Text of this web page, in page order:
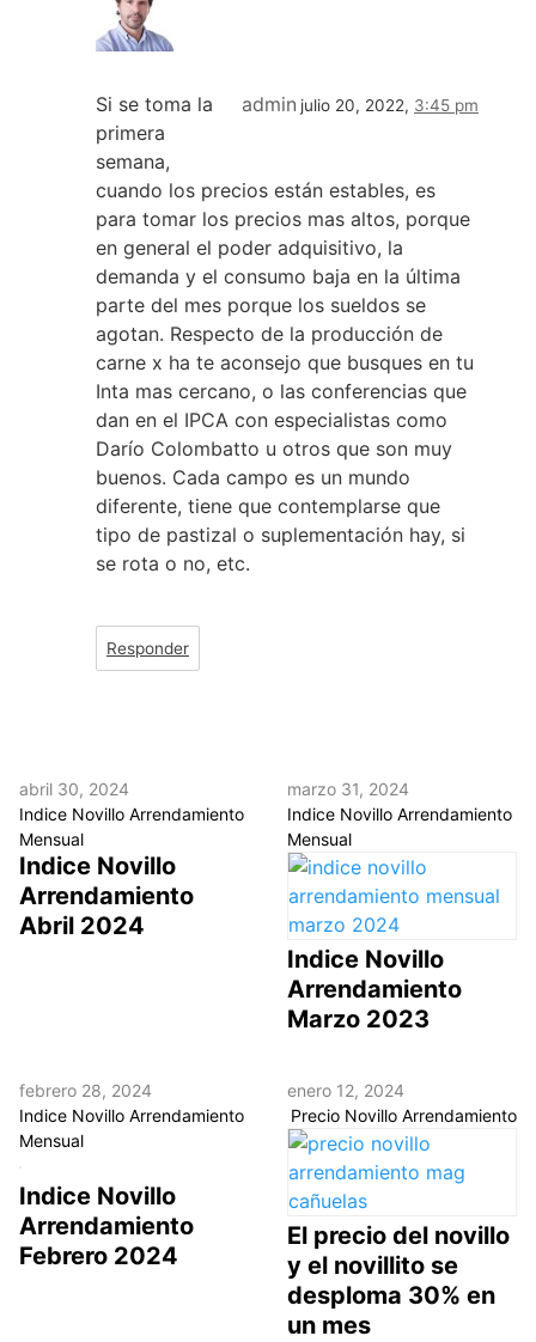
admin julio 20, 2022, 3:45 pm
Si se toma la
primera
semana,
cuando los precios están estables, es
para tomar los precios mas altos, porque
en general el poder adquisitivo, la
demanda y el consumo baja en la última
parte del mes porque los sueldos se
agotan. Respecto de la producción de
carne x ha te aconsejo que busques en tu
Inta mas cercano, o las conferencias que
dan en el IPCA con especialistas como
Darío Colombatto u otros que son muy
buenos. Cada campo es un mundo
diferente, tiene que contemplarse que
tipo de pastizal o suplementación hay, si
se rota o no, etc.
Responder
abril 30, 2024
Indice Novillo Arrendamiento
Mensual
Indice Novillo
Arrendamiento
Abril 2024
marzo 31, 2024
Indice Novillo Arrendamiento
Mensual
Indice Novillo
Arrendamiento
Marzo 2023
febrero 28, 2024
Indice Novillo Arrendamiento
Mensual
Indice Novillo
Arrendamiento
Febrero 2024
enero 12, 2024
Precio Novillo Arrendamiento
El precio del novillo
y el novillito se
desploma 30% en
un mes